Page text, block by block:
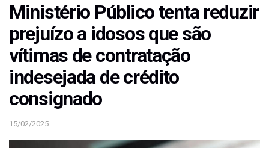
Ministério Público tenta reduzir
prejuízo a idosos que são
vítimas de contratação
indesejada de crédito
consignado
15/02/2025